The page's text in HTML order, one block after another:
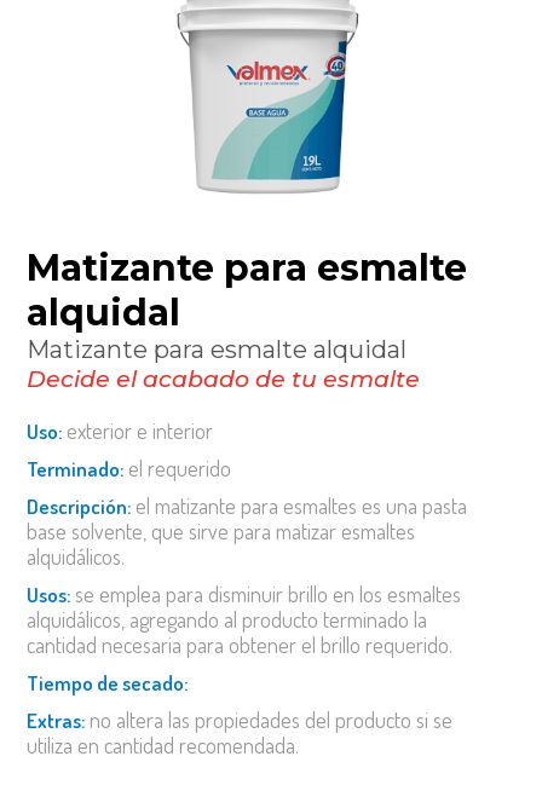
matizante para esmalte
alquidal
matizante para esmalte alquidal
decide el acabado de tu esmalte
uso: exterior e interior
terminado: el requerido
descripción: el matizante para esmaltes es una pasta
base solvente, que sirve para matizar esmaltes
alquidálicos.
usos:se emplea para disminuir brillo en los esmaltes
alquidálicos, agregando al producto terminado la
cantidad necesaria para obtener el brillo requerido.
tiempo de secado:
extras: no altera las propiedades del producto si se
utiliza en cantidad recomendada.